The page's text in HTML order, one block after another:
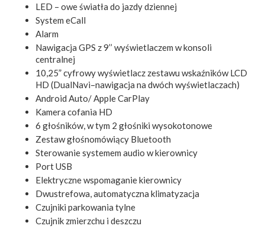
LED – owe światła do jazdy dziennej
System eCall
Alarm
Nawigacja GPS z 9’’ wyświetlaczem w konsoli
centralnej
10,25” cyfrowy wyświetlacz zestawu wskaźników LCD
HD (DualNavi–nawigacja na dwóch wyświetlaczach)
Android Auto/ Apple CarPlay
Kamera cofania HD
6 głośników, w tym 2 głośniki wysokotonowe
Zestaw głośnomówiący Bluetooth
Sterowanie systemem audio w kierownicy
Port USB
Elektryczne wspomaganie kierownicy
Dwustrefowa, automatyczna klimatyzacja
Czujniki parkowania tylne
Czujnik zmierzchu i deszczu